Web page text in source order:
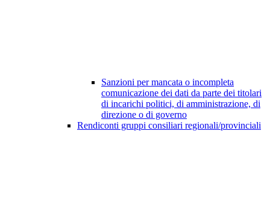
Sanzioni per mancata o incompleta
comunicazione dei dati da parte dei titolari
di incarichi politici, di amministrazione, di
direzione o di governo
Rendiconti gruppi consiliari regionali/provinciali